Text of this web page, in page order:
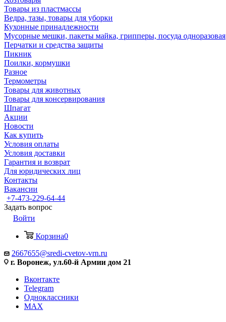
Товары из пластмассы
Ведра, тазы, товары для уборки
Кухонные принадлежности
Мусорные мешки, пакеты майка, грипперы, посуда одноразовая
Перчатки и средства защиты
Пикник
Поилки, кормушки
Разное
Термометры
Товары для животных
Товары для консервирования
Шпагат
Акции
Новости
Как купить
Условия оплаты
Условия доставки
Гарантия и возврат
Для юридических лиц
Контакты
Вакансии
+7-473-229-64-44
Задать вопрос
Войти
Корзина0
2667655@sredi-cvetov-vrn.ru
г. Воронеж, ул.60-й Армии дом 21
Вконтакте
Telegram
Одноклассники
MAX